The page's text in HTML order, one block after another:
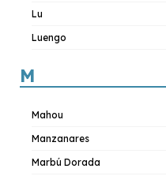
Lu
Luengo
M
Mahou
Manzanares
Marbú Dorada